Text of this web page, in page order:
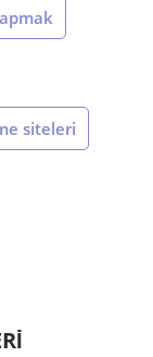
siteleri